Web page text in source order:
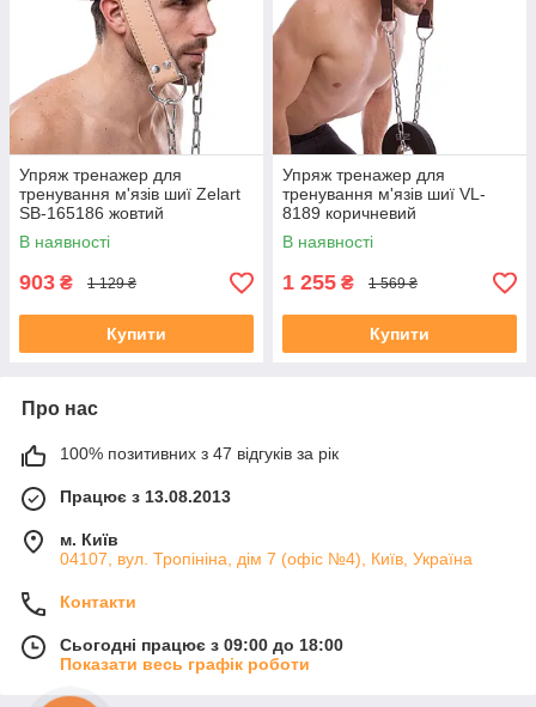
Упряж тренажер для
тренування м'язів шиї Zelart
SB-165186 жовтий
В наявності
903 ₴ 1 129 ₴
Купити
Упряж тренажер для
тренування м'язів шиї VL-
8189 коричневий
В наявності
1 255 ₴ 1 569 ₴
Купити
Про нас
100% позитивних з 47 відгуків за рік
Працює з 13.08.2013
м. Київ
04107, вул. Тропініна, дім 7 (офіс №4), Київ, Україна
Контакти
Сьогодні працює з 09:00 до 18:00
Показати весь графік роботи